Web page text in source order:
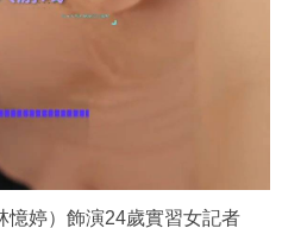
憶婷）飾演24歲實習女記者